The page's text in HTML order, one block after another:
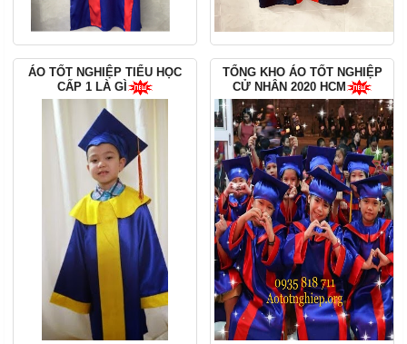
ÁO TỐT NGHIỆP TIỂU HỌC
CẤP 1 LÀ GÌ
TỔNG KHO ÁO TỐT NGHIỆP
CỬ NHÂN 2020 HCM